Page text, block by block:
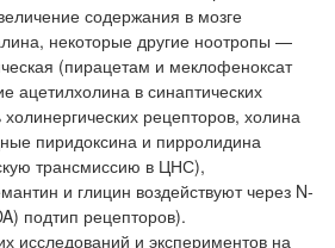
содержания в мозге
некоторые другие ноотропы —
(пирацетам и меклофеноксат
ацетилхолина в синаптических
рецепторов, холина
пиридоксина и пирролидина
трансмиссию в ЦНС),
и глицин воздействуют через N-
подтип рецепторов).
исследований и экспериментов на